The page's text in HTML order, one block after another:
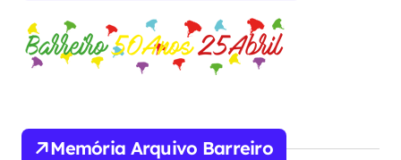
Memória Arquivo Barreiro